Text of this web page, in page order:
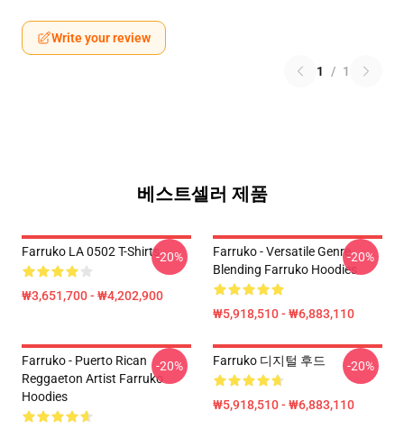
Write your review
1 / 1
베스트셀러 제품
Farruko LA 0502 T-Shirts
₩3,651,700 - ₩4,202,900
-20%
Farruko - Versatile Genre
Blending Farruko Hoodies
₩5,918,510 - ₩6,883,110
-20%
Farruko - Puerto Rican
Reggaeton Artist Farruko
Hoodies
-20% Farruko 디지털 후드
₩5,918,510 - ₩6,883,110
-20%